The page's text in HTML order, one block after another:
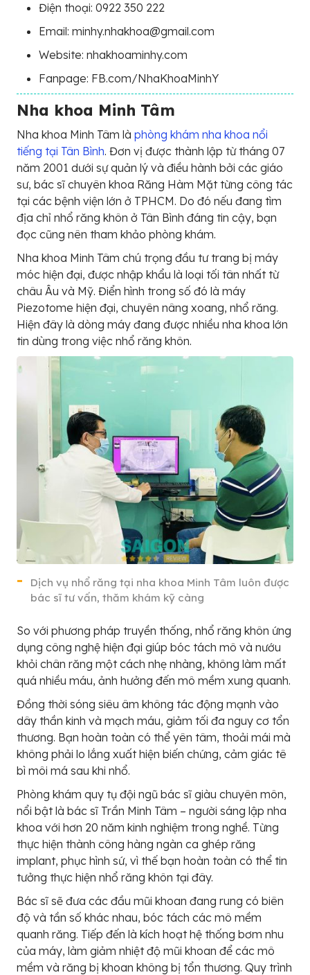
Điện thoại: 0922 350 222
Email: minhy.nhakhoa@gmail.com
Website: nhakhoaminhy.com
Fanpage: FB.com/NhaKhoaMinhY
Nha khoa Minh Tâm
Nha khoa Minh Tâm là phòng khám nha khoa nổi
tiếng tại Tân Bình. Đơn vị được thành lập từ tháng 07
năm 2001 dưới sự quản lý và điều hành bởi các giáo
sư, bác sĩ chuyên khoa Răng Hàm Mặt từng công tác
tại các bệnh viện lớn ở TPHCM. Do đó nếu đang tìm
địa chỉ nhổ răng khôn ở Tân Bình đáng tin cậy, bạn
đọc cũng nên tham khảo phòng khám.
Nha khoa Minh Tâm chú trọng đầu tư trang bị máy
móc hiện đại, được nhập khẩu là loại tối tân nhất từ
châu Âu và Mỹ. Điển hình trong số đó là máy
Piezotome hiện đại, chuyên nâng xoang, nhổ răng.
Hiện đây là dòng máy đang được nhiều nha khoa lớn
tin dùng trong việc nhổ răng khôn.
Dịch vụ nhổ răng tại nha khoa Minh Tâm luôn được
bác sĩ tư vấn, thăm khám kỹ càng
So với phương pháp truyền thống, nhổ răng khôn ứng
dụng công nghệ hiện đại giúp bóc tách mô và nướu
khỏi chân răng một cách nhẹ nhàng, không làm mất
quá nhiều máu, ảnh hưởng đến mô mềm xung quanh.
Đồng thời sóng siêu âm không tác động mạnh vào
dây thần kinh và mạch máu, giảm tối đa nguy cơ tổn
thương. Bạn hoàn toàn có thể yên tâm, thoải mái mà
không phải lo lắng xuất hiện biến chứng, cảm giác tê
bì môi má sau khi nhổ.
Phòng khám quy tụ đội ngũ bác sĩ giàu chuyên môn,
nổi bật là bác sĩ Trần Minh Tâm – người sáng lập nha
khoa với hơn 20 năm kinh nghiệm trong nghề. Từng
thực hiện thành công hàng ngàn ca ghép răng
implant, phục hình sứ, vì thế bạn hoàn toàn có thể tin
tưởng thực hiện nhổ răng khôn tại đây.
Bác sĩ sẽ đưa các đầu mũi khoan đang rung có biên
độ và tần số khác nhau, bóc tách các mô mềm
quanh răng. Tiếp đến là kích hoạt hệ thống bơm nhu
của máy, làm giảm nhiệt độ mũi khoan để các mô
mềm và răng bị khoan không bị tổn thương. Quy trình